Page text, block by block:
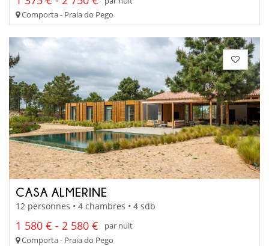
Comporta - Praia do Pego
CASA ALMERINE
12 personnes • 4 chambres • 4 sdb
1 580 € - 2 580 €
par nuit
Comporta - Praia do Pego